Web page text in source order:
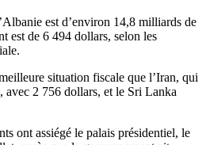
est d’environ 14,8 milliards de
est de 6 494 dollars, selon les
situation fiscale que l’Iran, qui
2 756 dollars, et le Sri Lanka
ont assiégé le palais présidentiel, le